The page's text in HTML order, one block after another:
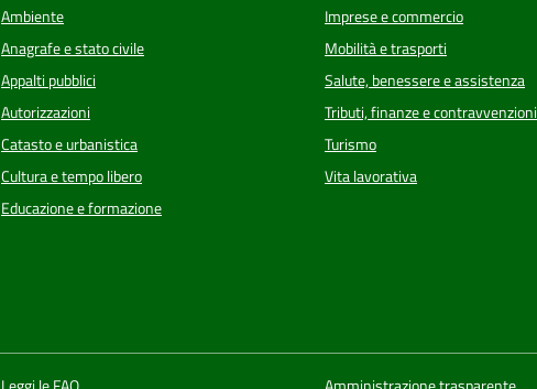
Ambiente
Anagrafe e stato civile
Appalti pubblici
Autorizzazioni
Catasto e urbanistica
Cultura e tempo libero
Educazione e formazione
Imprese e commercio
Mobilità e trasporti
Salute, benessere e assistenza
Tributi, finanze e contravvenzioni
Turismo
Vita lavorativa